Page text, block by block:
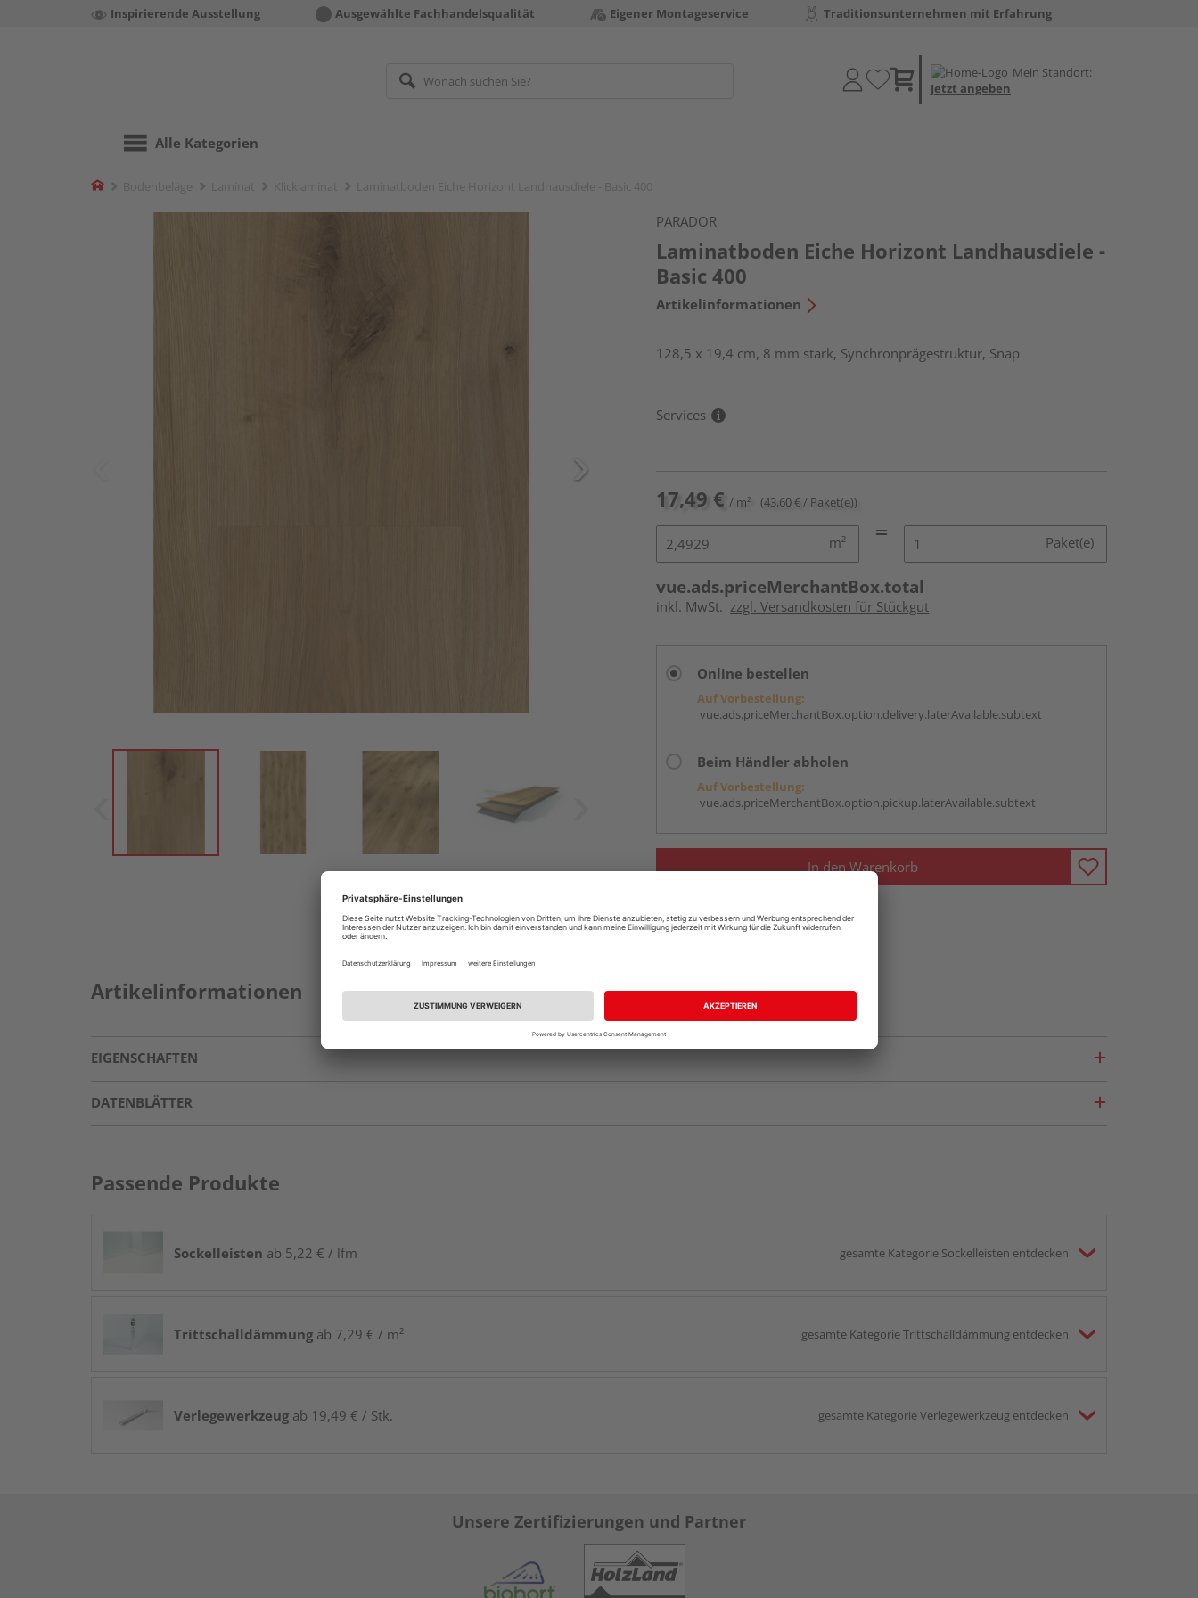
Inspirierende Ausstellung Ausgewählte Fachhandelsqualität Eigener Montageservice Traditionsunternehmen mit Erfahrung
Mein Standort:
Jetzt angeben
Alle Kategorien
Home
PARADOR
Laminatboden Eiche Horizont Landhausdiele -
Basic 400
Artikelinformationen
128,5 x 19,4 cm, 8 mm stark, Synchronprägestruktur, Snap
Services
17,49 € / m² (43,60 € / Paket(e))
m² Paket(e)
vue.ads.priceMerchantBox.total
inkl. MwSt. zzgl. Versandkosten für Stückgut
Online bestellen
Auf Vorbestellung:
vue.ads.priceMerchantBox.option.delivery.laterAvailable.subtext
Beim Händler abholen
Auf Vorbestellung:
vue.ads.priceMerchantBox.option.pickup.laterAvailable.subtext
In den Warenkorb
Artikelinformationen
EIGENSCHAFTEN
DATENBLÄTTER
Passende Produkte
Sockelleisten ab 5,22 € / lfm gesamte Kategorie Sockelleisten entdecken
Trittschalldämmung ab 7,29 € / m² gesamte Kategorie Trittschalldämmung entdecken
Verlegewerkzeug ab 19,49 € / Stk. gesamte Kategorie Verlegewerkzeug entdecken
Unsere Zertifizierungen und Partner